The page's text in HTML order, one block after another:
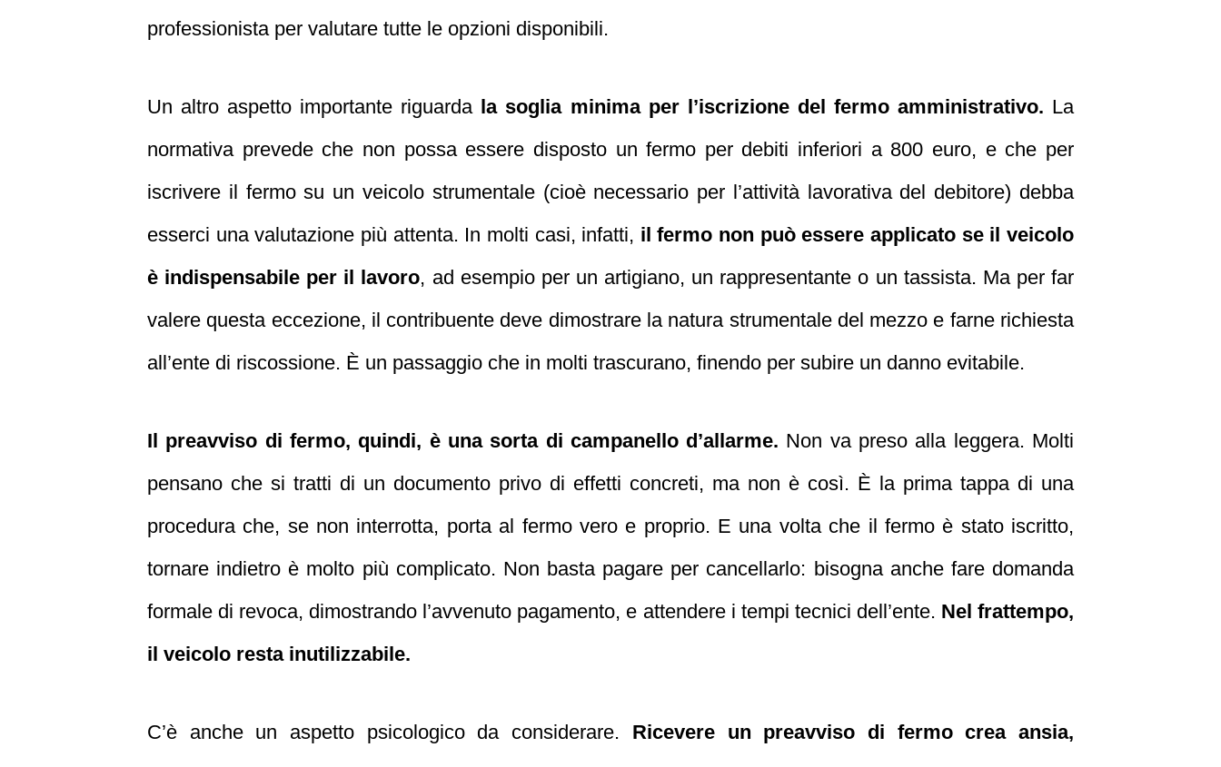
professionista per valutare tutte le opzioni disponibili.
Un altro aspetto importante riguarda la soglia minima per l’iscrizione del fermo amministrativo. La
normativa prevede che non possa essere disposto un fermo per debiti inferiori a 800 euro, e che per
iscrivere il fermo su un veicolo strumentale (cioè necessario per l’attività lavorativa del debitore) debba
esserci una valutazione più attenta. In molti casi, infatti, il fermo non può essere applicato se il veicolo
è indispensabile per il lavoro, ad esempio per un artigiano, un rappresentante o un tassista. Ma per far
valere questa eccezione, il contribuente deve dimostrare la natura strumentale del mezzo e farne richiesta
all’ente di riscossione. È un passaggio che in molti trascurano, finendo per subire un danno evitabile.
Il preavviso di fermo, quindi, è una sorta di campanello d’allarme. Non va preso alla leggera. Molti
pensano che si tratti di un documento privo di effetti concreti, ma non è così. È la prima tappa di una
procedura che, se non interrotta, porta al fermo vero e proprio. E una volta che il fermo è stato iscritto,
tornare indietro è molto più complicato. Non basta pagare per cancellarlo: bisogna anche fare domanda
formale di revoca, dimostrando l’avvenuto pagamento, e attendere i tempi tecnici dell’ente. Nel frattempo,
il veicolo resta inutilizzabile.
C’è anche un aspetto psicologico da considerare. Ricevere un preavviso di fermo crea ansia,